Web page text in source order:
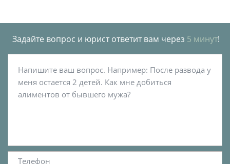
Задайте вопрос и юрист ответит вам через 5 минут!